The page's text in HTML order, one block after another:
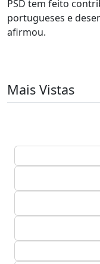
PSD tem feito
portugueses e
afirmou.
Mais Vistas